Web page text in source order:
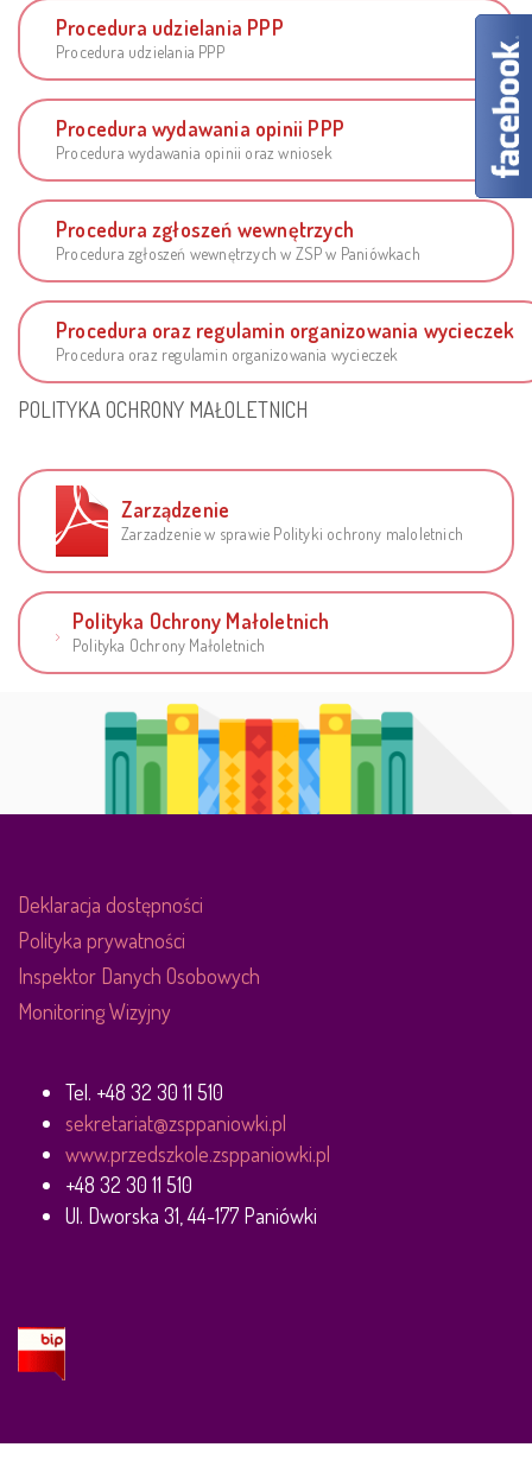
Procedura udzielania PPP
Procedura udzielania PPP
Procedura wydawania opinii PPP
Procedura wydawania opinii oraz wniosek
Procedura zgłoszeń wewnętrzych
Procedura zgłoszeń wewnętrzych w ZSP w Paniówkach
Procedura oraz regulamin organizowania wycieczek
Procedura oraz regulamin organizowania wycieczek
POLITYKA OCHRONY MAŁOLETNICH
Zarządzenie
Zarzadzenie w sprawie Polityki ochrony maloletnich
Polityka Ochrony Małoletnich
Polityka Ochrony Małoletnich
Deklaracja dostępności
Polityka prywatności
Inspektor Danych Osobowych
Monitoring Wizyjny
Tel. +48 32 30 11 510
sekretariat@zsppaniowki.pl
www.przedszkole.zsppaniowki.pl
+48 32 30 11 510
Ul. Dworska 31, 44-177 Paniówki